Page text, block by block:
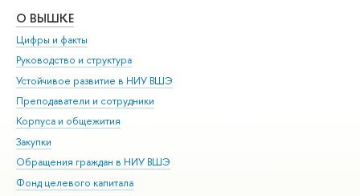
О ВЫШКЕ
Цифры и факты
Руководство и структура
Устойчивое развитие в НИУ ВШЭ
Преподаватели и сотрудники
Корпуса и общежития
Закупки
Обращения граждан в НИУ ВШЭ
Фонд целевого капитала